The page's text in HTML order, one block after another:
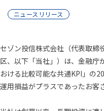
ニュースリリース
セゾン投信株式会社（代表取締
区、以下「当社」）は、金融庁
おける比較可能な共通KPI」の
運用損益がプラスであったお客